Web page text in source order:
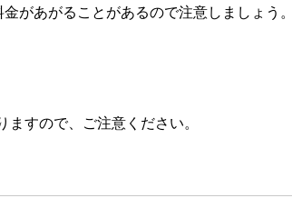
があがることがあるので注意しましょう。
すので、ご注意ください。